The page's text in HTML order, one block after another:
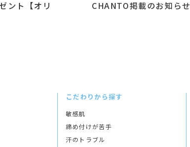
ント【オリ
CHANTO掲載のお知らせ
こだわりから探す
敏感肌
締め付けが苦手
汗のトラブル